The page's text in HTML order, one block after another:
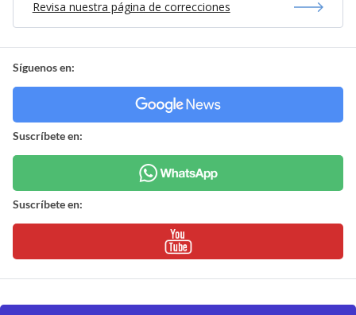
Revisa nuestra página de correcciones
Síguenos en:
Suscríbete en:
Suscríbete en: